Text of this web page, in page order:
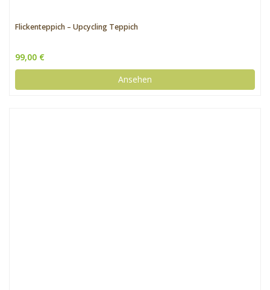
Flickenteppich – Upcycling Teppich
99,00 €
Ansehen